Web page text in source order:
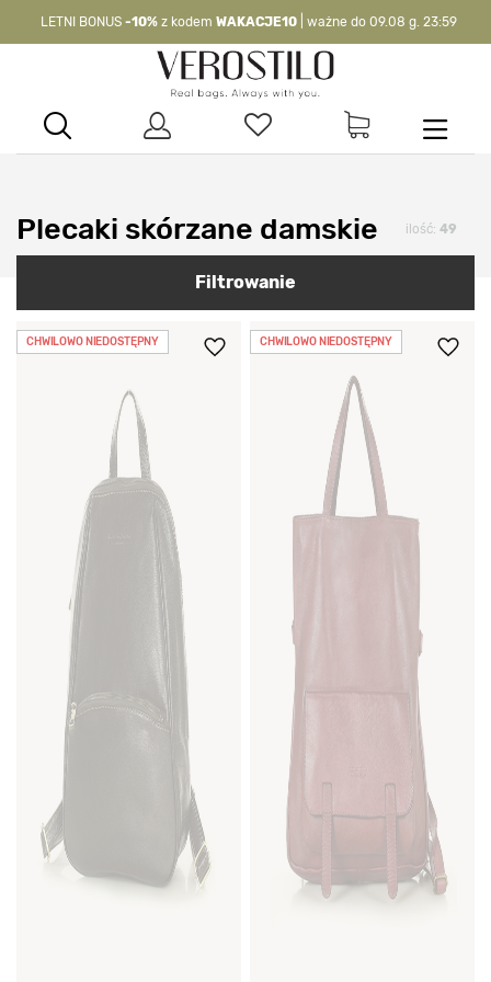
LETNI BONUS -10% z kodem WAKACJE10 | ważne do 09.08 g. 23:59
WAKACJE10| nie dotyczy produktów z flagą OKAZJA >
Plecaki skórzane damskie ilość: 49
Filtrowanie
CHWILOWO NIEDOSTĘPNY CHWILOWO NIEDOSTĘPNY